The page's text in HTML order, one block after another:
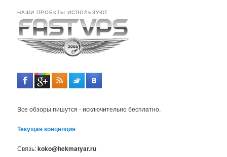
НАШИ ПРОЕКТЫ ИСПОЛЬЗУЮТ
Все обзоры пишутся - исключительно бесплатно.
Текущая концепция
Связь:koko@hekmatyar.ru